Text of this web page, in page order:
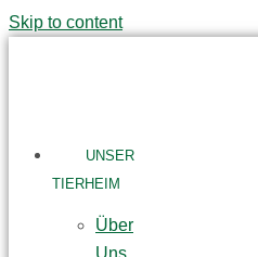
Skip to content
UNSER
TIERHEIM
Über
Uns